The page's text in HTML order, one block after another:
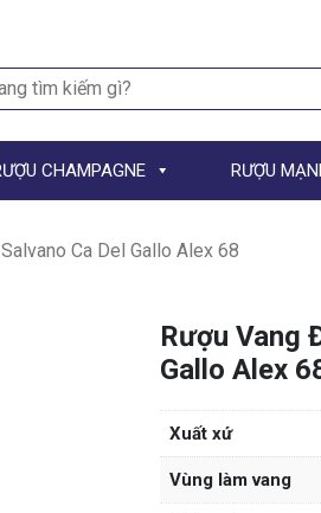
CHAMPAGNE RƯỢU
Ca Del Gallo Alex 68
Rượu Vang
Gallo Alex
Xuất xứ
Vùng làm vang